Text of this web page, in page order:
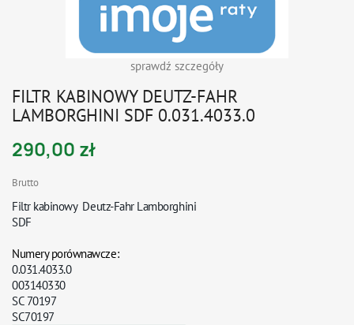
sprawdź szczegóły
FILTR KABINOWY DEUTZ-FAHR
LAMBORGHINI SDF 0.031.4033.0
290,00 zł
Brutto
Filtr kabinowy Deutz-Fahr Lamborghini
SDF
Numery porównawcze:
0.031.4033.0
003140330
SC 70197
SC70197